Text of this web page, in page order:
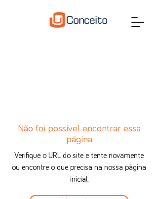
Não foi possível encontrar essa
página
Verifique o URL do site e tente novamente
ou encontre o que precisa na nossa página
inicial.